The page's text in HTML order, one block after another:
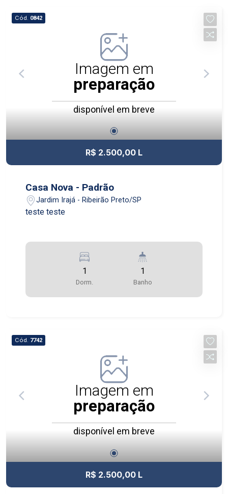
Cód. 0842
Imagem em
preparação
disponível em breve
R$ 2.500,00 L
Casa Nova - Padrão
Jardim Irajá - Ribeirão Preto/SP
teste teste
1
Dorm.
1
Banho
Cód. 7742
Imagem em
preparação
disponível em breve
R$ 2.500,00 L